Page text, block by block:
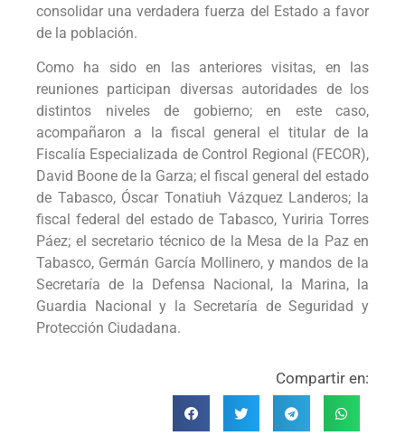
consolidar una verdadera fuerza del Estado a favor
de la población.
Como ha sido en las anteriores visitas, en las
reuniones participan diversas autoridades de los
distintos niveles de gobierno; en este caso,
acompañaron a la fiscal general el titular de la
Fiscalía Especializada de Control Regional (FECOR),
David Boone de la Garza; el fiscal general del estado
de Tabasco, Óscar Tonatiuh Vázquez Landeros; la
fiscal federal del estado de Tabasco, Yuriria Torres
Páez; el secretario técnico de la Mesa de la Paz en
Tabasco, Germán García Mollinero, y mandos de la
Secretaría de la Defensa Nacional, la Marina, la
Guardia Nacional y la Secretaría de Seguridad y
Protección Ciudadana.
Compartir en: